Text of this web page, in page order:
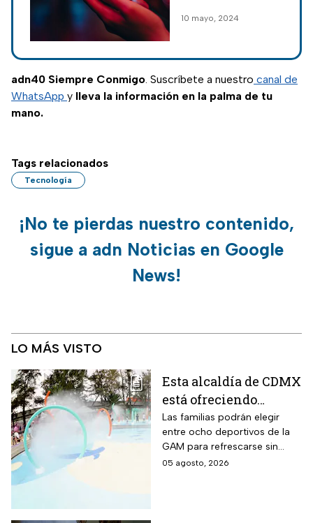
una necesidad;
métodos para
conectarse sin Wifi
y sin cable.
10 mayo, 2024
adn40 Siempre Conmigo. Suscríbete a nuestro canal de
WhatsApp y lleva la información en la palma de tu
mano.
Tags relacionados
Tecnología
¡No te pierdas nuestro contenido,
sigue a adn Noticias en Google
News!
LO MÁS VISTO
Esta alcaldía de CDMX
está ofreciendo
albercas gratis
durante agosto de
2026: los únicos
requisitos que debes
Las familias podrán elegir
entre ocho deportivos de la
GAM para refrescarse sin
pagar entrada durante las
05 agosto, 2026